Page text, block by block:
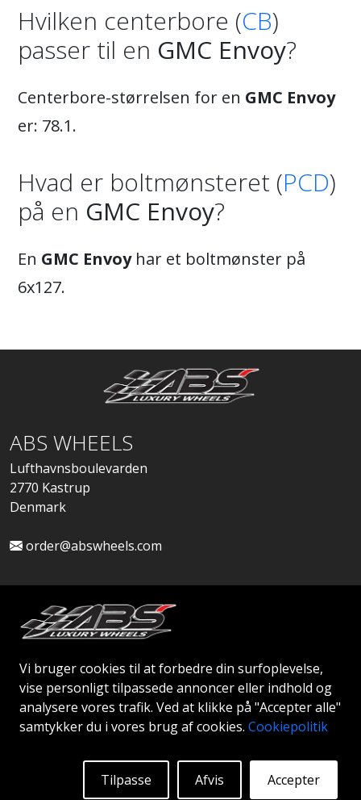
Vi bruger cookies til at forbedre din surfoplevelse,
vise personligt tilpassede annoncer eller indhold og
analysere vores trafik. Ved at klikke på "Accepter alle"
samtykker du i vores brug af cookies. Cookiepolitik
Accepter
Afvis
Tilpasse
Hvilken centerbore (CB)
passer til en GMC Envoy?
Centerbore-størrelsen for en GMC Envoy
er: 78.1.
Hvad er boltmønsteret (PCD)
på en GMC Envoy?
En GMC Envoyhar et boltmønster på
6x127.
ABS WHEELS
Lufthavnsboulevarden
2770 Kastrup
Denmark
order@abswheels.com
Ansøg om Firmakonto